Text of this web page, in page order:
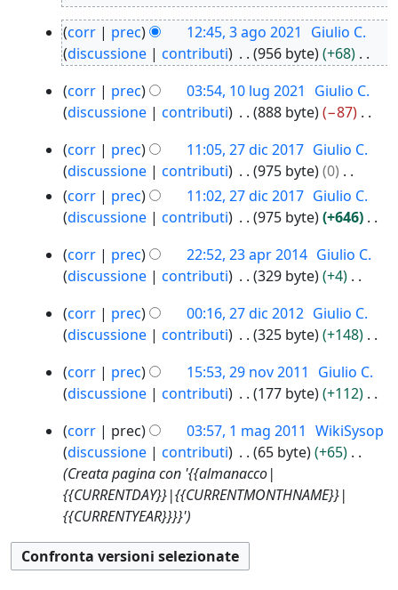
N
e
s
u
n
o
g
g
e
t
t
o
e
l
a
m
o
d
i
f
i
c
a
corr prec 12:45, 3 ago 2021
Giulio C.
discussione
contributi 956 byte
+68
e
s
u
n
o
g
g
e
t
t
o
e
l
a
m
o
d
i
f
i
corr prec 03:54, 10 lug 2021
Giulio C.
discussione
contributi 888 byte
−87
e
s
s
u
o
g
g
e
t
t
o
e
l
l
a
m
o
d
corr prec 11:05, 27 dic 2017 Giulio C.
discussione
contributi 975 byte
0
N
e
s
u
o
g
g
e
t
t
o
d
e
l
a
m
corr prec 11:02, 27 dic 2017 Giulio C.
discussione
contributi 975 byte
+646
e
s
u
n
o
g
e
t
t
o
d
l
corr prec 22:52, 23 apr 2014 Giulio C.
discussione
contributi 329 byte
+4
e
s
u
n
o
g
g
e
t
o
d
corr prec 00:16, 27 dic 2012 Giulio C.
discussione
contributi 325 byte
+148
e
s
u
n
o
g
g
e
t
corr prec 15:53, 29 nov 2011
Giulio C.
discussione
contributi 177 byte
+112
e
s
s
u
n
o
g
1
1
corr prec 03:57, 1 mag 2011 WikiSysop
discussione
contributi 65 byte
+65
Creata pagina con '{{almanacco|
{{CURRENTDAY}}|{{CURRENTMONTHNAME}}|
{{CURRENTYEAR}}}}'